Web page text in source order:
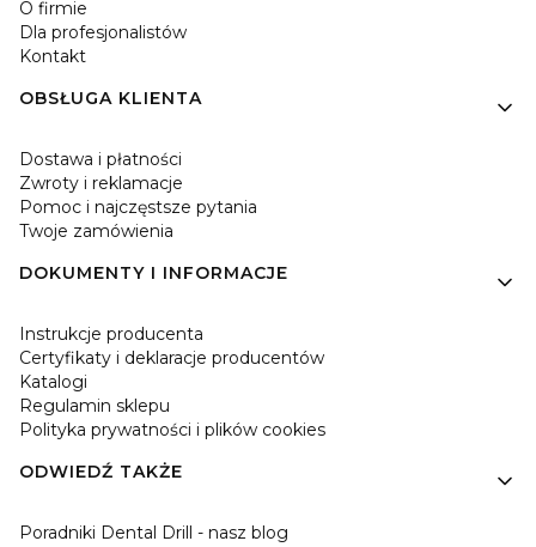
O firmie
Dla profesjonalistów
Kontakt
OBSŁUGA KLIENTA
Dostawa i płatności
Zwroty i reklamacje
Pomoc i najczęstsze pytania
Twoje zamówienia
DOKUMENTY I INFORMACJE
Instrukcje producenta
Certyfikaty i deklaracje producentów
Katalogi
Regulamin sklepu
Polityka prywatności i plików cookies
ODWIEDŹ TAKŻE
Poradniki Dental Drill - nasz blog